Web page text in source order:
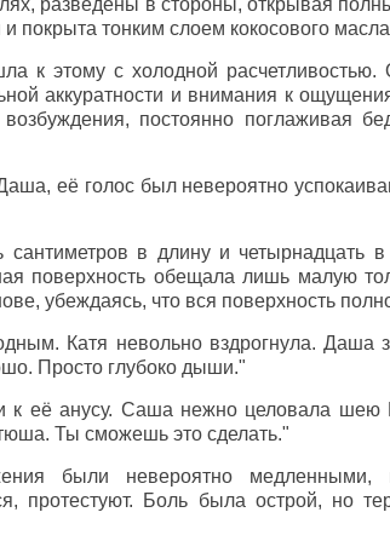
разведены в стороны, открывая
покрыта тонким слоем кокосового
к этому с холодной расчетливостью.
аккуратности и внимания к
постоянно поглаживая
её голос был невероятно
в длину и четырнадцать
поверхность обещала лишь малую
убеждаясь, что вся поверхность
Катя невольно вздрогнула. Даша
Просто глубоко дыши."
её анусу. Саша нежно целовала шею
Ты сможешь это сделать."
были невероятно медленными,
протестуют. Боль была острой, но